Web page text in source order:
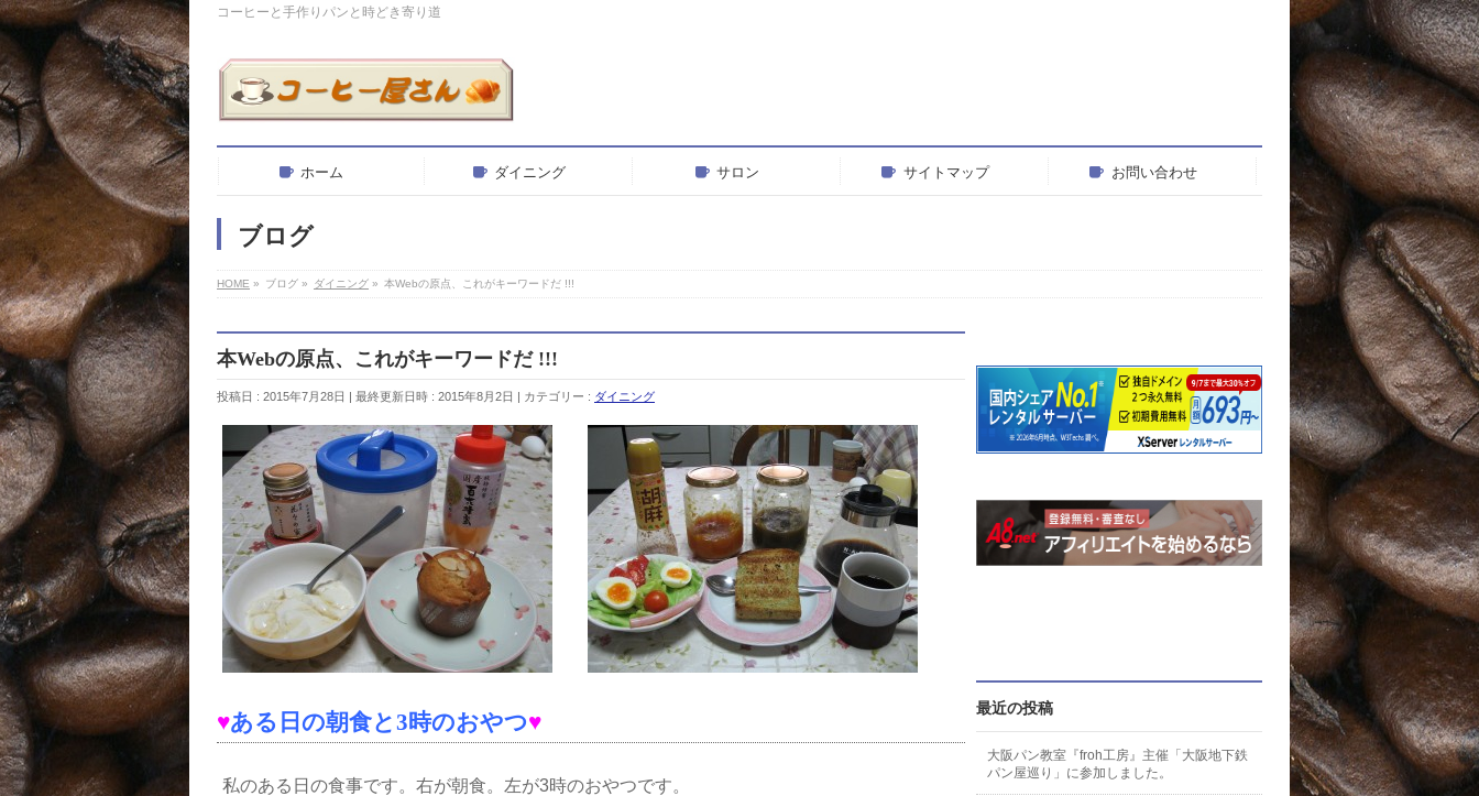
コーヒーと手作りパンと時どき寄り道
ホーム ダイニング サロン サイトマップ お問い合わせ
ブログ
HOME » ブログ » ダイニング » 本Webの原点、これがキーワードだ !!!
本Webの原点、これがキーワードだ !!!
投稿日 : 2015年7月28日 最終更新日時 : 2015年8月2日 カテゴリー : ダイニング
♥ある日の朝食と3時のおやつ♥
私のある日の食事です。右が朝食。左が3時のおやつです。
最近の投稿
大阪パン教室『froh工房』主催「大阪地下鉄
パン屋巡り」に参加しました。